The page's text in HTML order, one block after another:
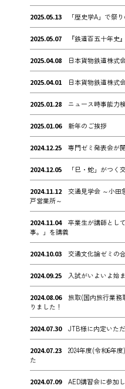
2025.05.13 「歴史学A」で祭
2025.05.07 『鉄道百五十年史
2025.04.08 日本貨物鉄道株式
2025.04.01 日本貨物鉄道株式
2025.01.28 ニュース時事能力
2025.01.06 新年のご挨拶
2024.12.25 専門ゼミ発表会が
2024.12.05 「巳・蛇」がつく
2024.11.12
交通見学会 ～小田
戸営業所～
2024.11.04
卒業生が講師とし
事。」を講義
2024.10.03 交通文化論ゼミの
2024.09.25 入試がいよいよ始
2024.08.06
旅取(国内旅行業務
りました！
2024.07.30 JTB様に内定いた
2024.07.23
2024年度(令和6年
た
2024.07.09 AED講習会に参加